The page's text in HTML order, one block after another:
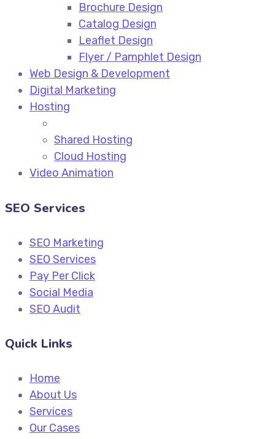
Brochure Design
Catalog Design
Leaflet Design
Flyer / Pamphlet Design
Web Design & Development
Digital Marketing
Hosting
Shared Hosting
Cloud Hosting
Video Animation
SEO Services
SEO Marketing
SEO Services
Pay Per Click
Social Media
SEO Audit
Quick Links
Home
About Us
Services
Our Cases